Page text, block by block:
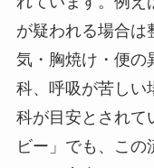
が疑われる場合は
気・胸焼け・便の
科、呼吸が苦しい
科が目安とされて
ビー」でも、この